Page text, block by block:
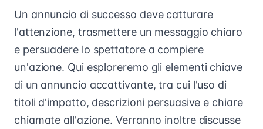
Un annuncio di successo deve catturare
l'attenzione, trasmettere un messaggio chiaro
e persuadere lo spettatore a compiere
un'azione. Qui esploreremo gli elementi chiave
di un annuncio accattivante, tra cui l'uso di
titoli d'impatto, descrizioni persuasive e chiare
chiamate all'azione. Verranno inoltre discusse